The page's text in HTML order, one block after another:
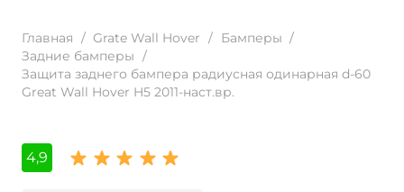
Главная / Grate Wall Hover / Бамперы /
Задние бамперы /
Защита заднего бампера радиусная одинарная d-60
Great Wall Hover H5 2011-наст.вр.
4,9